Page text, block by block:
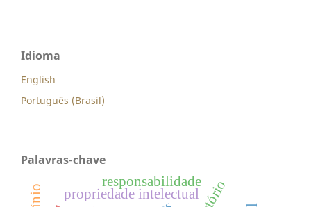
Idioma
English
Português (Brasil)
Palavras-chave
propriedade intelectual
responsabilidade